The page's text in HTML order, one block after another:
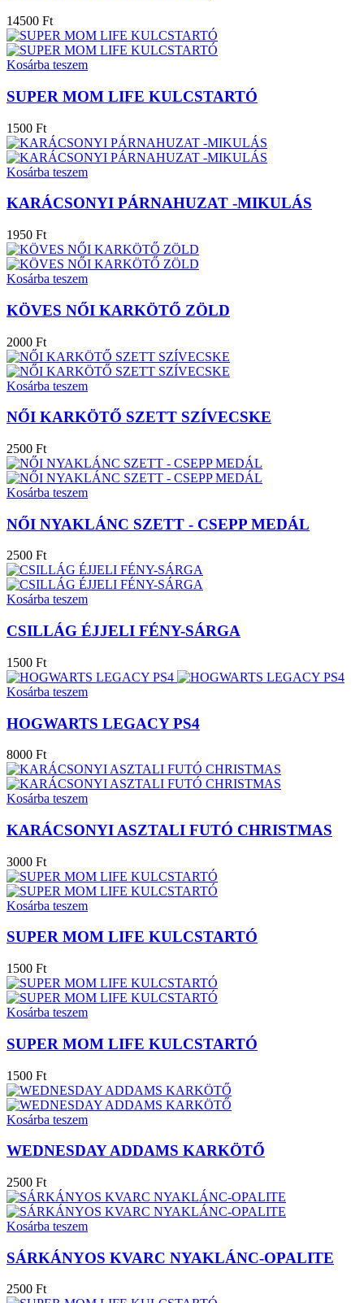
14500 Ft
Kosárba teszem
SUPER MOM LIFE KULCSTARTÓ
1500 Ft
Kosárba teszem
KARÁCSONYI PÁRNAHUZAT -MIKULÁS
1950 Ft
Kosárba teszem
KÖVES NŐI KARKÖTŐ ZÖLD
2000 Ft
Kosárba teszem
NŐI KARKÖTŐ SZETT SZÍVECSKE
2500 Ft
Kosárba teszem
NŐI NYAKLÁNC SZETT - CSEPP MEDÁL
2500 Ft
Kosárba teszem
CSILLÁG ÉJJELI FÉNY-SÁRGA
1500 Ft
Kosárba teszem
HOGWARTS LEGACY PS4
8000 Ft
Kosárba teszem
KARÁCSONYI ASZTALI FUTÓ CHRISTMAS
3000 Ft
Kosárba teszem
SUPER MOM LIFE KULCSTARTÓ
1500 Ft
Kosárba teszem
SUPER MOM LIFE KULCSTARTÓ
1500 Ft
Kosárba teszem
WEDNESDAY ADDAMS KARKÖTŐ
2500 Ft
Kosárba teszem
SÁRKÁNYOS KVARC NYAKLÁNC-OPALITE
2500 Ft